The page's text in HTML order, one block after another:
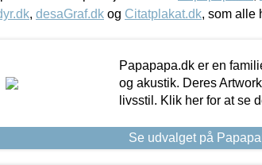
, desaGraf.dk og Citatplakat.dk, som alle
Papapapa.dk er en
og akustik. Deres
livsstil. Klik her for at se
Se udvalget på